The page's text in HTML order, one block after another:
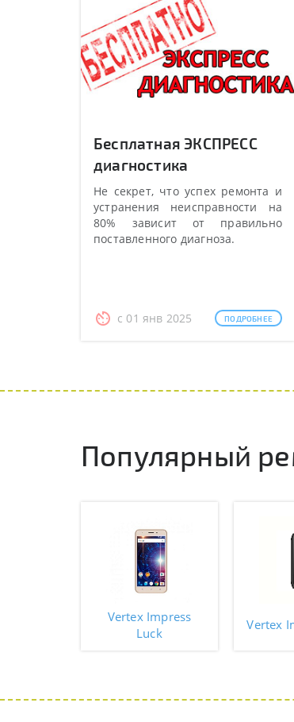
Бесплатная ЭКСПРЕСС
диагностика
Не секрет, что успех ремонта и
устранения неисправности на
80% зависит от правильно
поставленного диагноза.
с 01 янв 2025 ПОДРОБНЕЕ
Популярный
Vertex Impress
Luck
Vertex